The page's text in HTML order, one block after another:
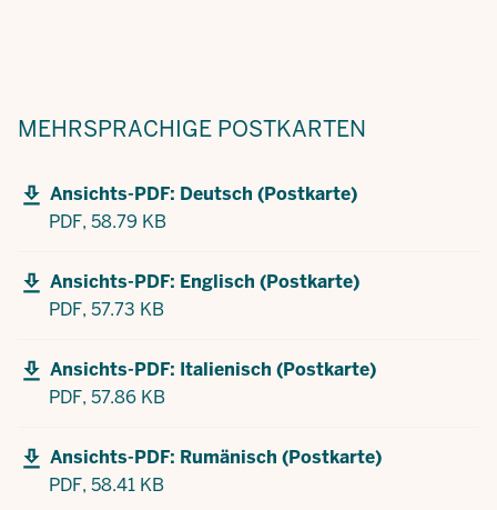
MEHRSPRACHIGE POSTKARTEN
Ansichts-PDF: Deutsch (Postkarte)
PDF, 58.79 KB
Ansichts-PDF: Englisch (Postkarte)
PDF, 57.73 KB
Ansichts-PDF: Italienisch (Postkarte)
PDF, 57.86 KB
Ansichts-PDF: Rumänisch (Postkarte)
PDF, 58.41 KB